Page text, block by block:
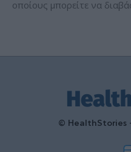
οποίους μπορείτε να
© HealthStories